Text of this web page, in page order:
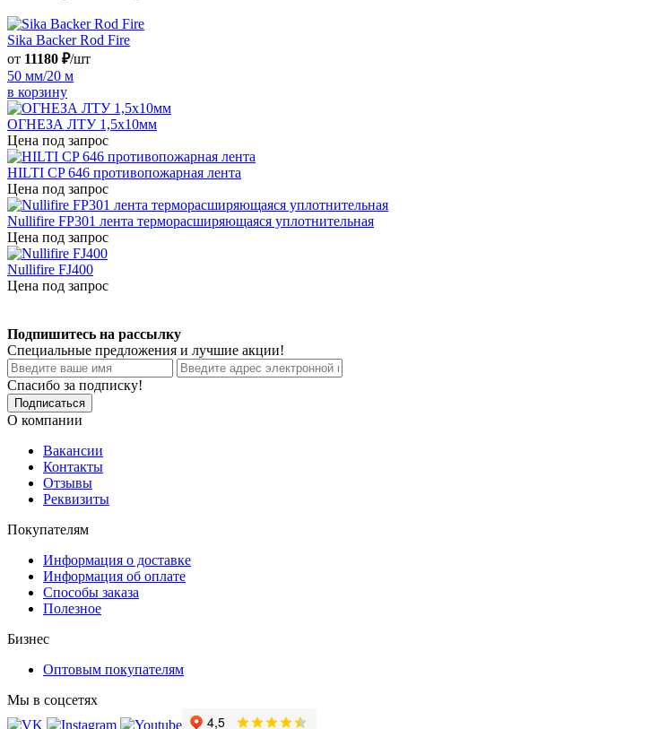
Sika Backer Rod Fire
от 11180 ₽/шт
50 мм/20 м
в корзину
ОГНЕЗА ЛТУ 1,5х10мм
Цена под запрос
HILTI CP 646 противопожарная лента
Цена под запрос
Nullifire FP301 лента терморасширяющаяся уплотнительная
Цена под запрос
Nullifire FJ400
Цена под запрос
Подпишитесь на рассылку
Специальные предложения и лучшие акции!
Спасибо за подписку!
Подписаться
О компании
Вакансии
Контакты
Отзывы
Реквизиты
Покупателям
Информация о доставке
Информация об оплате
Способы заказа
Полезное
Бизнес
Оптовым покупателям
Мы в соцсетях